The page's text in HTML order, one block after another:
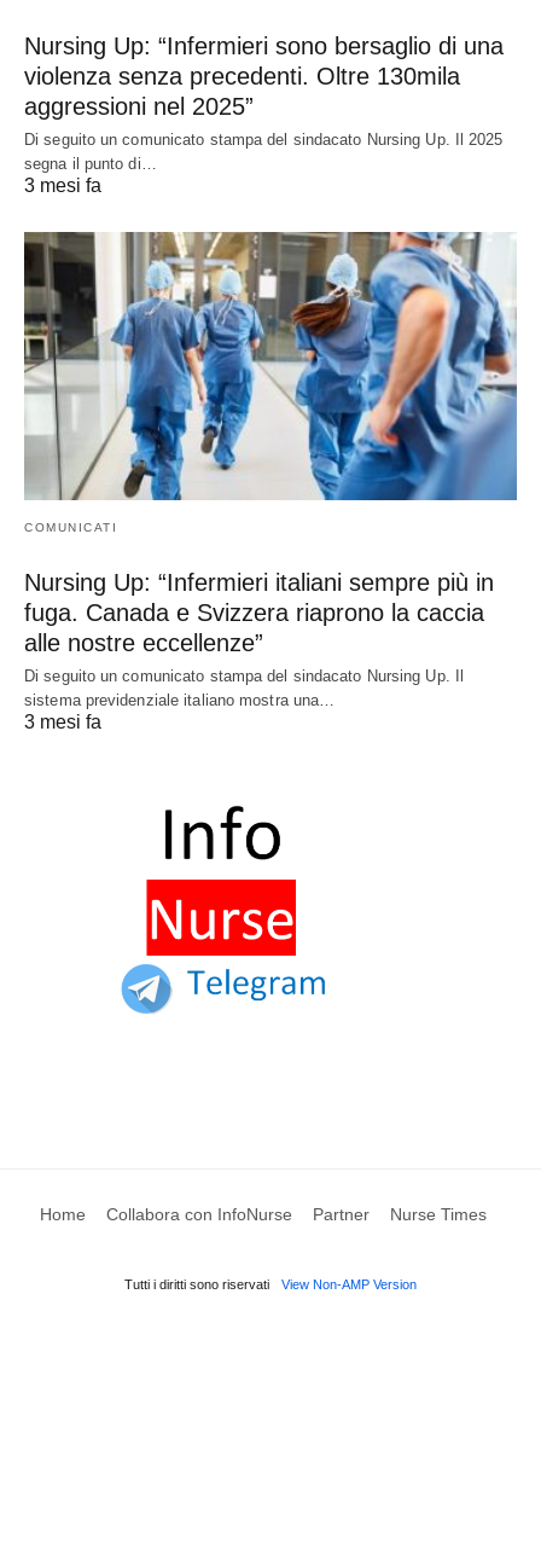
Nursing Up: “Infermieri sono bersaglio di una
violenza senza precedenti. Oltre 130mila
aggressioni nel 2025”
Di seguito un comunicato stampa del sindacato Nursing Up. Il 2025
segna il punto di…
3 mesi fa
COMUNICATI
Nursing Up: “Infermieri italiani sempre più in
fuga. Canada e Svizzera riaprono la caccia
alle nostre eccellenze”
Di seguito un comunicato stampa del sindacato Nursing Up. Il
sistema previdenziale italiano mostra una…
3 mesi fa
Home Collabora con InfoNurse Partner Nurse Times
Tutti i diritti sono riservati View Non-AMP Version